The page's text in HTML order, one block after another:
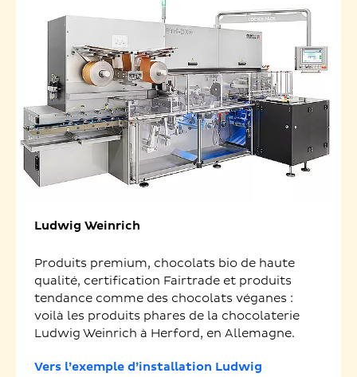
Ludwig Weinrich
Produits premium, chocolats bio de haute
qualité, certification Fairtrade et produits
tendance comme des chocolats véganes :
voilà les produits phares de la chocolaterie
Ludwig Weinrich à Herford, en Allemagne.
Vers l’exemple d’installation Ludwig